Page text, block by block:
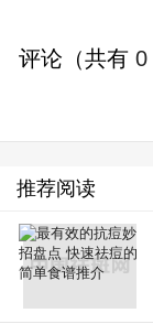
评论（共有 0
推荐阅读